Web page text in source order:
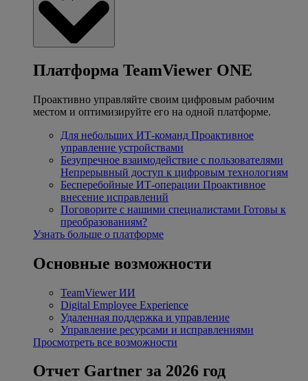
Платформа TeamViewer ONE
Проактивно управляйте своим цифровым рабочим
местом и оптимизируйте его на одной платформе.
Для небольших ИТ-команд Проактивное
управление устройствами
Безупречное взаимодействие с пользователями
Непрерывный доступ к цифровым технологиям
Бесперебойные ИТ-операции Проактивное
внесение исправлений
Поговорите с нашими специалистами Готовы к
преобразованиям?
Узнать больше о платформе
Основные возможности
TeamViewer ИИ
Digital Employee Experience
Удаленная поддержка и управление
Управление ресурсами и исправлениями
Просмотреть все возможности
Отчет Gartner за 2026 год